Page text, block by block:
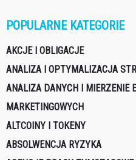
POPULARNE KATEGORIE
AKCJE I OBLIGACJE
ANALIZA I OPTYMALIZACJA
ANALIZA DANYCH I MIERZENIE
MARKETINGOWYCH
ALTCOINY I TOKENY
ABSOLWENCJA RYZYKA